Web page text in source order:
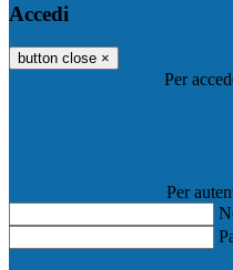
Accedi
button close ×
Per
Per